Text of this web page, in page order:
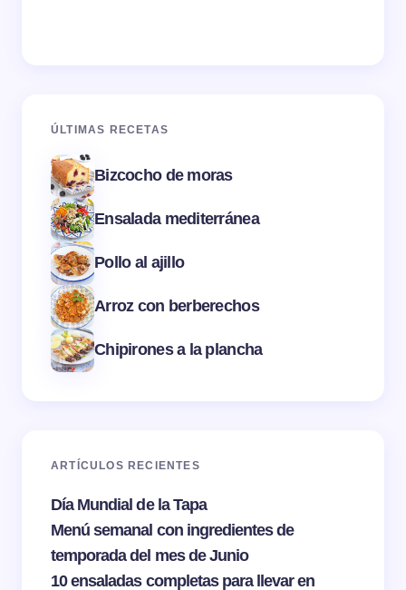
ÚLTIMAS RECETAS
Bizcocho de moras
Ensalada mediterránea
Pollo al ajillo
Arroz con berberechos
Chipirones a la plancha
ARTÍCULOS RECIENTES
Día Mundial de la Tapa
Menú semanal con ingredientes de
temporada del mes de Junio
10 ensaladas completas para llevar en